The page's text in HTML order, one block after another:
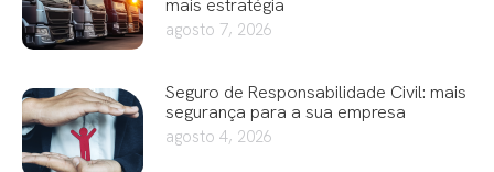
mais estratégia
agosto 7, 2026
Seguro de Responsabilidade Civil: mais
segurança para a sua empresa
agosto 4, 2026